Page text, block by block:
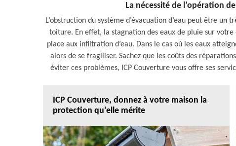
La nécessité de l’opération
L’obstruction du système d’évacuation d’eau peut être
toiture. En effet, la stagnation des eaux de pluie sur
place aux infiltration d’eau. Dans le cas où les eaux
alors de se fragiliser. Sachez que les coûts des
éviter ces problèmes, ICP Couverture vous offre ses
ICP Couverture, donnez à votre maison la
protection qu'elle mérite